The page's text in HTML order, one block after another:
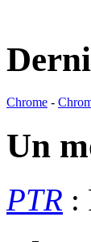
Chrome -
Un
PTR :